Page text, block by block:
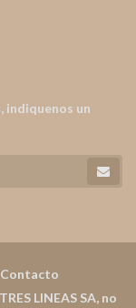
indiquenos un
Contacto
LINEAS SA, no